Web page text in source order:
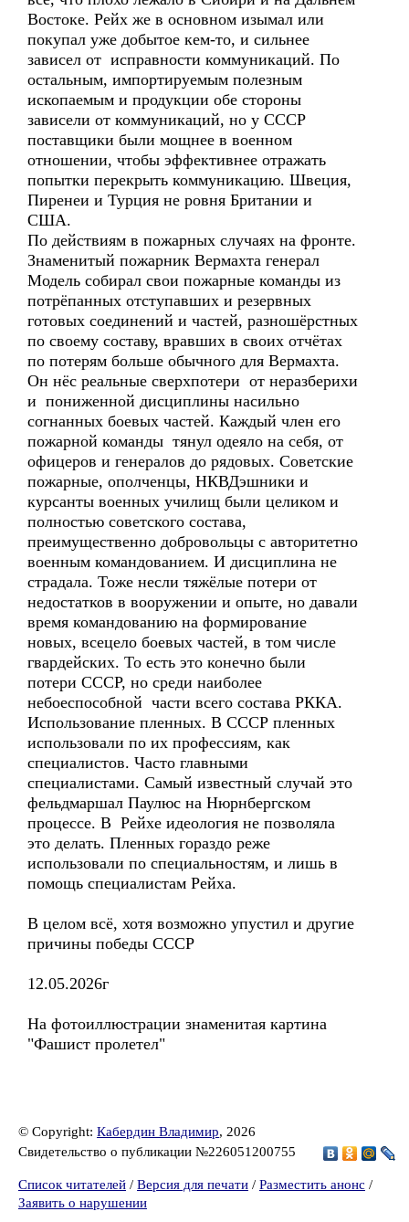
Востоке. Рейх же в основном изымал или
покупал уже добытое кем-то, и сильнее
зависел от исправности коммуникаций. По
остальным, импортируемым полезным
ископаемым и продукции обе стороны
зависели от коммуникаций, но у СССР
поставщики были мощнее в военном
отношении, чтобы эффективнее отражать
попытки перекрыть коммуникацию. Швеция,
Пиренеи и Турция не ровня Британии и
США.
По действиям в пожарных случаях на фронте.
Знаменитый пожарник Вермахта генерал
Модель собирал свои пожарные команды из
потрёпанных отступавших и резервных
готовых соединений и частей, разношёрстных
по своему составу, вравших в своих отчётах
по потерям больше обычного для Вермахта.
Он нёс реальные сверхпотери от неразберихи
и пониженной дисциплины насильно
согнанных боевых частей. Каждый член его
пожарной команды тянул одеяло на себя, от
офицеров и генералов до рядовых. Советские
пожарные, ополченцы, НКВДэшники и
курсанты военных училищ были целиком и
полностью советского состава,
преимущественно добровольцы с авторитетно
военным командованием. И дисциплина не
страдала. Тоже несли тяжёлые потери от
недостатков в вооружении и опыте, но давали
время командованию на формирование
новых, всецело боевых частей, в том числе
гвардейских. То есть это конечно были
потери СССР, но среди наиболее
небоеспособной части всего состава РККА.
Использование пленных. В СССР пленных
использовали по их профессиям, как
специалистов. Часто главными
специалистами. Самый известный случай это
фельдмаршал Паулюс на Нюрнбергском
процессе. В Рейхе идеология не позволяла
это делать. Пленных гораздо реже
использовали по специальностям, и лишь в
помощь специалистам Рейха.
В целом всё, хотя возможно упустил и другие
причины победы СССР
12.05.2026г
На фотоиллюстрации знаменитая картина
"Фашист пролетел"
© Copyright: Кабердин Владимир, 2026
Свидетельство о публикации №226051200755
Список читателей / Версия для печати / Разместить анонс /
Заявить о нарушении